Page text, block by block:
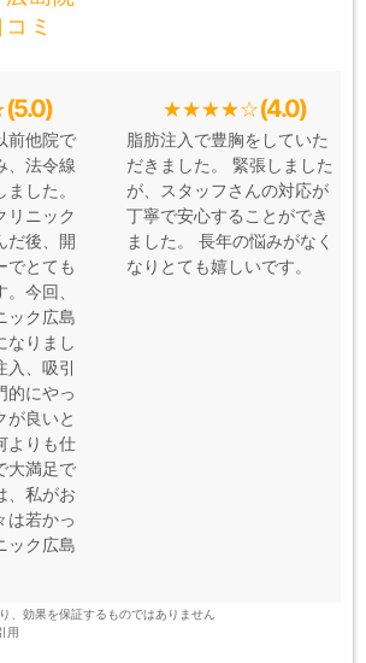
ミ
(5.0)
前他院で
、法令線
した。
リニック
だ後、開
でとても
今回、
ック広島
なりまし
、吸引
的にやっ
が良いと
よりも仕
大満足で
、私がお
は若かっ
ック広島
(4.0)
脂肪注入で豊胸をしていた
だきました。 緊張しました
が、スタッフさんの対応が
丁寧で安心することができ
ました。 長年の悩みがなく
なりとても嬉しいです。
、効果を保証するものではありません
用